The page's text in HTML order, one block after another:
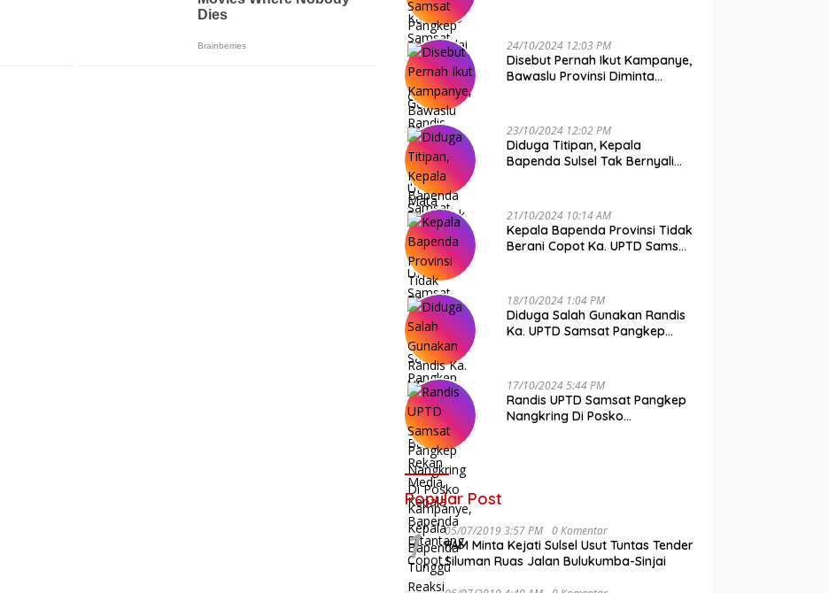
24/10/2024 12:03 PM
Disebut Pernah Ikut Kampanye,
Bawaslu Provinsi Diminta
23/10/2024 12:02 PM
Diduga Titipan, Kepala
Bapenda Sulsel Tak Bernyali
21/10/2024 10:14 AM
Kepala Bapenda Provinsi Tidak
Berani Copot Ka. UPTD Samsat
18/10/2024 1:04 PM
Diduga Salah Gunakan Randis
Ka. UPTD Samsat Pangkep
17/10/2024 5:44 PM
Randis UPTD Samsat Pangkep
Nangkring Di Posko
Popular Post
1 05/07/2019 3:57 PM 0 Komentar
FAM Minta Kejati Sulsel Usut Tuntas Tender
Siluman Ruas Jalan Bulukumba-Sinjai